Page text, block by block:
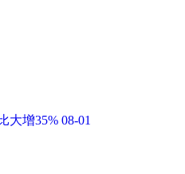
大增35% 08-01